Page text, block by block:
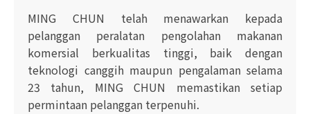
MING CHUN telah menawarkan kepada
pelanggan peralatan pengolahan makanan
komersial berkualitas tinggi, baik dengan
teknologi canggih maupun pengalaman selama
23 tahun, MING CHUN memastikan setiap
permintaan pelanggan terpenuhi.